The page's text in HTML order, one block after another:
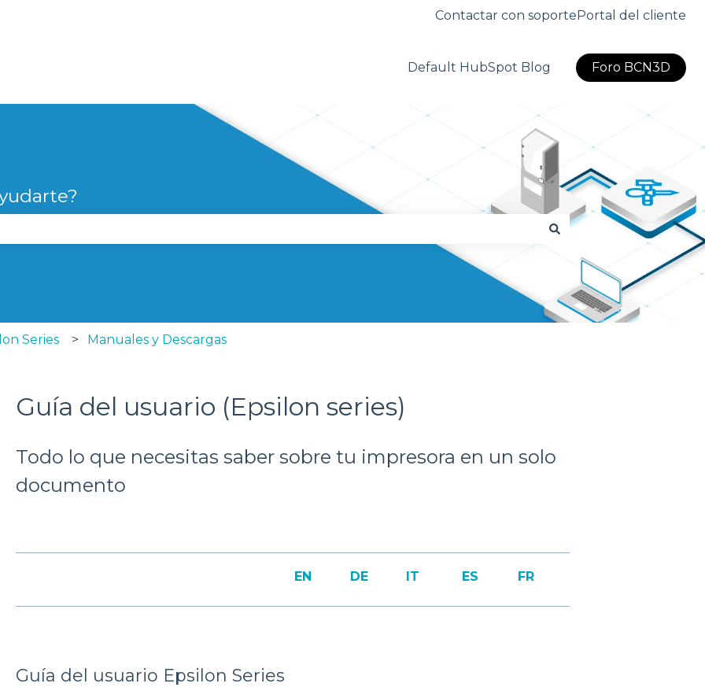
Contactar con soportePortal del cliente
Default HubSpot Blog Foro BCN3D
de búsqueda está vacío.
Series Manuales y Descargas
Guía del usuario (Epsilon series)
Todo lo que necesitas saber sobre tu impresora en un solo
documento
EN DE IT ES FR
Guía del usuario Epsilon Series